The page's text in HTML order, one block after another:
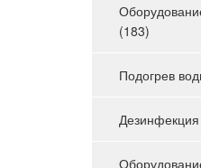
(183)
Подогрев